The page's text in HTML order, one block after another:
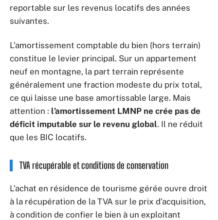
reportable sur les revenus locatifs des années
suivantes.
L’amortissement comptable du bien (hors terrain)
constitue le levier principal. Sur un appartement
neuf en montagne, la part terrain représente
généralement une fraction modeste du prix total,
ce qui laisse une base amortissable large. Mais
attention : l’amortissement LMNP ne crée pas de
déficit imputable sur le revenu global. Il ne réduit
que les BIC locatifs.
TVA récupérable et conditions de conservation
L’achat en résidence de tourisme gérée ouvre droit
à la récupération de la TVA sur le prix d’acquisition,
à condition de confier le bien à un exploitant